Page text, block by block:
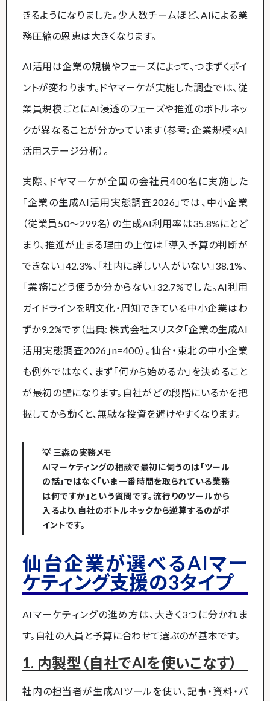
きるようになりました。少人数チームほど、AIによる業
務圧縮の恩恵は大きくなります。
AI活用は企業の規模やフェーズによって、つまずくポイ
ントが変わります。ドヤマーケが実施した調査では、従
業員規模ごとにAI浸透のフェーズや推進のボトルネッ
クが異なることが分かっています（参考: 企業規模×AI
活用ステージ分析）。
実際、ドヤマーケが全国の会社員400名に実施した
「企業の生成AI活用実態調査2026」では、中小企業
（従業員50〜299名）の生成AI利用率は35.8%にとど
まり、推進が止まる理由の上位は「導入予算の判断が
できない」42.3%、「社内に詳しい人がいない」38.1%、
「業務にどう使うか分からない」32.7%でした。AI利用
ガイドラインを明文化・周知できている中小企業はわ
ずか9.2%です（出典: 株式会社スリスタ「企業の生成AI
活用実態調査2026」n=400）。仙台・東北の中小企業
も例外ではなく、まず「何から始めるか」を決めること
が最初の壁になります。自社がどの段階にいるかを把
握してから動くと、無駄な投資を避けやすくなります。
💡 三森の実務メモ
AIマーケティングの相談で最初に伺うのは「ツール
の話」ではなく「いま一番時間を取られている業務
は何ですか」という質問です。流行りのツールから
入るより、自社のボトルネックから逆算するのがポ
イントです。
仙台企業が選べるAIマー
ケティング支援の3タイプ
AIマーケティングの進め方は、大きく3つに分かれま
す。自社の人員と予算に合わせて選ぶのが基本です。
1. 内製型（自社でAIを使いこなす）
社内の担当者が生成AIツールを使い、記事・資料・バ